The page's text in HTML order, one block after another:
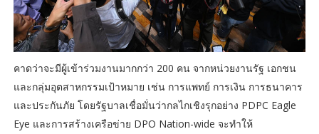
คาดว่าจะมีผู้เข้าร่วมงานมากกว่า 200 คน จากหน่วยงานรัฐ เอกชน
และกลุ่มอุตสาหกรรมเป้าหมาย เช่น การแพทย์ การเงิน การธนาคาร
และประกันภัย โดยรัฐบาลเชื่อมั่นว่ากลไกเชิงรุกอย่าง PDPC Eagle
Eye และการสร้างเครือข่าย DPO Nation-wide จะทำให้